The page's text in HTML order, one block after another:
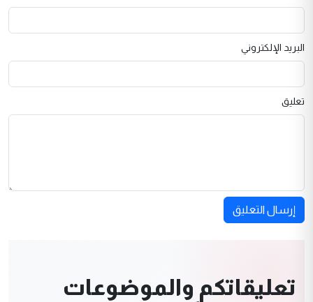
البريد الإلكتروني
تعليق
إرسال التعليق
تعليقاتكم والموضوعات